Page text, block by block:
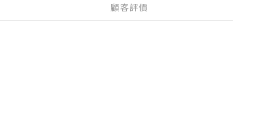
顧客評價